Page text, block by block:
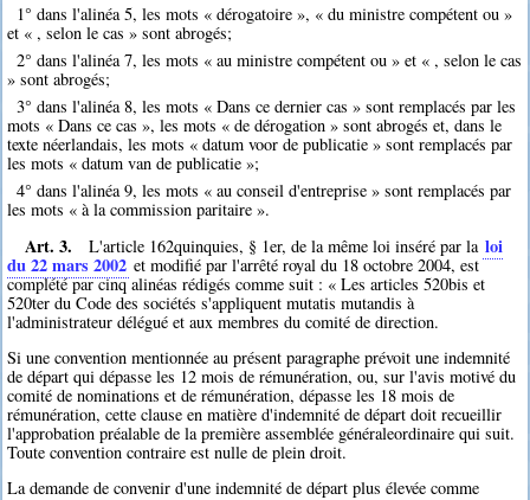
1° dans l'alinéa 5, les mots « dérogatoire », « du ministre compétent ou »
et « , selon le cas » sont abrogés;
2° dans l'alinéa 7, les mots « au ministre compétent ou » et « , selon le cas
» sont abrogés;
3° dans l'alinéa 8, les mots « Dans ce dernier cas » sont remplacés par les
mots « Dans ce cas », les mots « de dérogation » sont abrogés et, dans le
texte néerlandais, les mots « datum voor de publicatie » sont remplacés par
les mots « datum van de publicatie »;
4° dans l'alinéa 9, les mots « au conseil d'entreprise » sont remplacés par
les mots « à la commission paritaire ».
Art. 3. L'article 162quinquies, § 1er, de la même loi inséré par la loi
du 22 mars 2002 et modifié par l'arrêté royal du 18 octobre 2004, est
complété par cinq alinéas rédigés comme suit : « Les articles 520bis et
520ter du Code des sociétés s'appliquent mutatis mutandis à
l'administrateur délégué et aux membres du comité de direction.
Si une convention mentionnée au présent paragraphe prévoit une indemnité
de départ qui dépasse les 12 mois de rémunération, ou, sur l'avis motivé du
comité de nominations et de rémunération, dépasse les 18 mois de
rémunération, cette clause en matière d'indemnité de départ doit recueillir
l'approbation préalable de la première assemblée généraleordinaire qui suit.
Toute convention contraire est nulle de plein droit.
La demande de convenir d'une indemnité de départ plus élevée comme